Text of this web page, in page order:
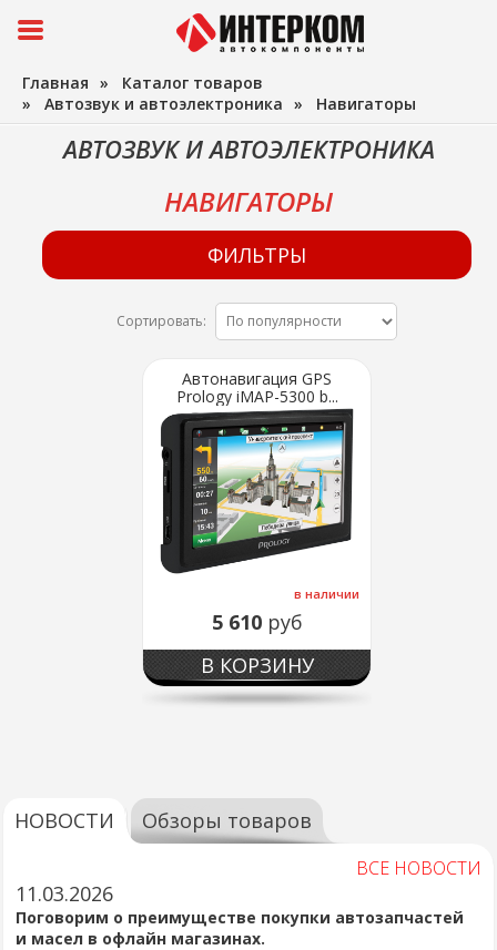
Главная » Каталог товаров
» Автозвук и автоэлектроника » Навигаторы
АВТОЗВУК И АВТОЭЛЕКТРОНИКА
НАВИГАТОРЫ
ФИЛЬТРЫ
Сортировать:
Автонавигация GPS
Prology iMAP-5300 b...
в наличии
5 610 руб
В КОРЗИНУ
НОВОСТИ Обзоры товаров
ВСЕ НОВОСТИ
11.03.2026
Поговорим о преимуществе покупки автозапчастей
и масел в офлайн магазинах.